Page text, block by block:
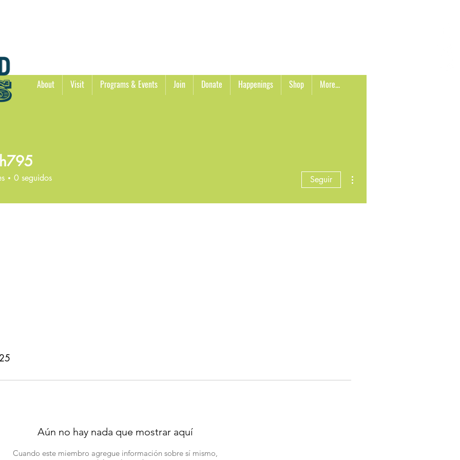
About Visit Programs & Events Join Donate Happenings Shop More...
Aún no hay nada que mostrar aquí
Cuando este miembro agregue información sobre sí mismo,
0 seguidos Seguir